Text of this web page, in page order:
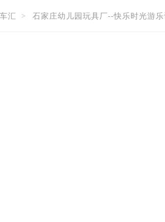
汇 > 石家庄幼儿园玩具厂--快乐时光游